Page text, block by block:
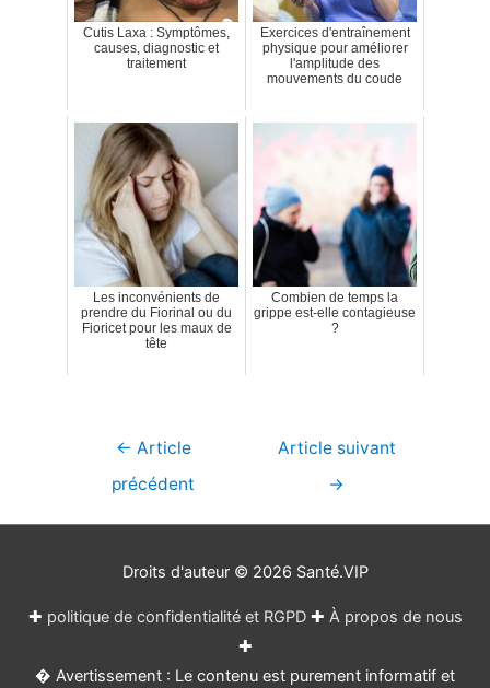
Cutis Laxa : Symptômes,
causes, diagnostic et
traitement
Exercices d'entraînement
physique pour améliorer
l'amplitude des
mouvements du coude
Les inconvénients de
prendre du Fiorinal ou du
Fioricet pour les maux de
tête
Combien de temps la
grippe est-elle contagieuse
?
Navigation
← Article
précédent
Article suivant
→
Droits d'auteur © 2026 Santé.VIP
✚ politique de confidentialité et RGPD✚ À propos de nous
✚
� Avertissement : Le contenu est purement informatif et